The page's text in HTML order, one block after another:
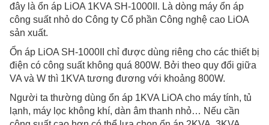
đây là ổn áp LiOA 1KVA SH-1000II. Là dòng máy ổn áp
công suất nhỏ do Công ty Cổ phần Công nghệ cao LiOA
sản xuất.
Ổn áp LiOA SH-1000II chỉ được dùng riêng cho các thiết bị
điện có công suất không quá 800W. Bởi theo quy đổi giữa
VA và W thì 1KVA tương đương với khoảng 800W.
Người ta thường dùng ổn áp 1KVA LiOA cho máy tính, tủ
lạnh, máy lọc không khí, dàn âm thanh nhỏ… Nếu cần